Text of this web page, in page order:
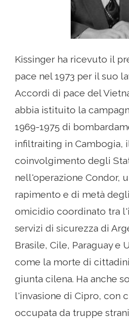
Kissinger ha ricevuto il
pace nel 1973 per il suo
Accordi di pace del
abbia istituito la
1969-1975 di
infiltraiting in Cambogia,
coinvolgimento degli
nell'operazione Condor,
rapimento e di metà
omicidio coordinato tra
servizi di sicurezza di
Brasile, Cile, Paraguay e
come la morte di
giunta cilena. Ha anche
l'invasione di Cipro, con
occupata da truppe